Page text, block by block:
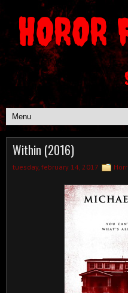
Within (2016)
tuesday, february 14, 2017